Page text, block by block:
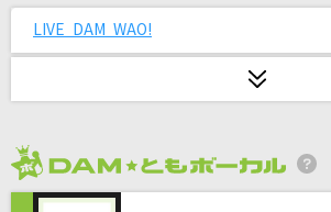
ダーリン
優里
LIVE DAM WAO!